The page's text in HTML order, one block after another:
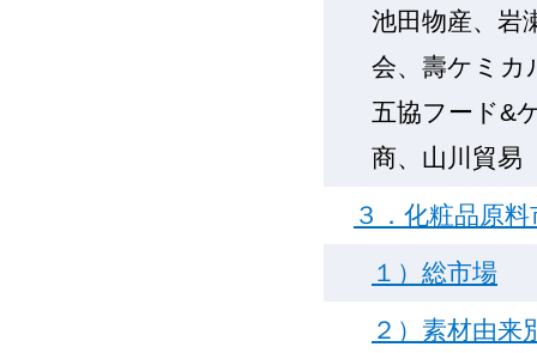
池田物産、岩
会、壽ケミカ
五協フード&
商、山川貿易
３．化粧品原
１）総市場
２）素材由来